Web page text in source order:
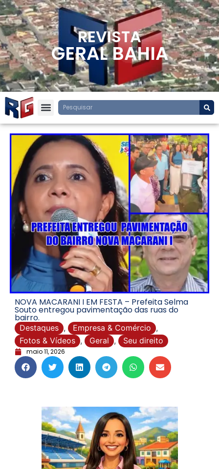
REVISTA
GERAL BAHIA
NOVA MACARANI I EM FESTA – Prefeita Selma
Souto entregou pavimentação das ruas do
bairro.
Destaques , Empresa & Comércio ,
Fotos & Vídeos , Geral , Seu direito
maio 11, 2026